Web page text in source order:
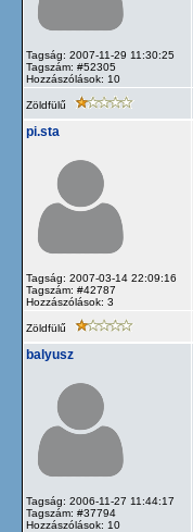
Tagság: 2007-11-29 11:30:25
Tagszám: #52305
Hozzászólások: 10
Zöldfülű
pi.sta
Tagság: 2007-03-14 22:09:16
Tagszám: #42787
Hozzászólások: 3
Zöldfülű
balyusz
Tagság: 2006-11-27 11:44:17
Tagszám: #37794
Hozzászólások: 10